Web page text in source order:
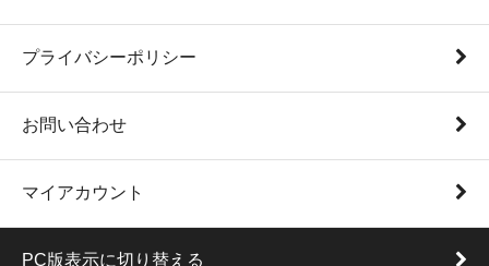
プライバシーポリシー
お問い合わせ
マイアカウント
PC版表示に切り替える